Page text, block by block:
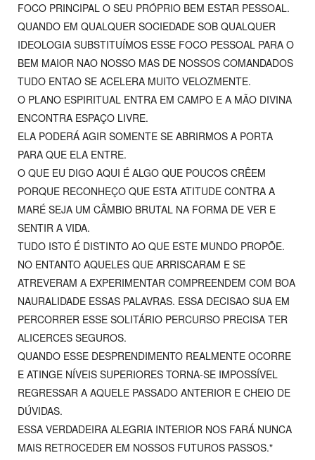
FOCO PRINCIPAL O SEU PRÓPRIO BEM ESTAR PESSOAL.
QUANDO EM QUALQUER SOCIEDADE SOB QUALQUER
IDEOLOGIA SUBSTITUÍMOS ESSE FOCO PESSOAL PARA O
BEM MAIOR NAO NOSSO MAS DE NOSSOS COMANDADOS
TUDO ENTAO SE ACELERA MUITO VELOZMENTE.
O PLANO ESPIRITUAL ENTRA EM CAMPO E A MÃO DIVINA
ENCONTRA ESPAÇO LIVRE.
ELA PODERÁ AGIR SOMENTE SE ABRIRMOS A PORTA
PARA QUE ELA ENTRE.
O QUE EU DIGO AQUI É ALGO QUE POUCOS CRÊEM
PORQUE RECONHEÇO QUE ESTA ATITUDE CONTRA A
MARÉ SEJA UM CÂMBIO BRUTAL NA FORMA DE VER E
SENTIR A VIDA.
TUDO ISTO É DISTINTO AO QUE ESTE MUNDO PROPÕE.
NO ENTANTO AQUELES QUE ARRISCARAM E SE
ATREVERAM A EXPERIMENTAR COMPREENDEM COM BOA
NAURALIDADE ESSAS PALAVRAS. ESSA DECISAO SUA EM
PERCORRER ESSE SOLITÁRIO PERCURSO PRECISA TER
ALICERCES SEGUROS.
QUANDO ESSE DESPRENDIMENTO REALMENTE OCORRE
E ATINGE NÍVEIS SUPERIORES TORNA-SE IMPOSSÍVEL
REGRESSAR A AQUELE PASSADO ANTERIOR E CHEIO DE
DÚVIDAS.
ESSA VERDADEIRA ALEGRIA INTERIOR NOS FARÁ NUNCA
MAIS RETROCEDER EM NOSSOS FUTUROS PASSOS."